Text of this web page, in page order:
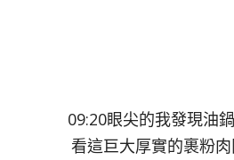
09:20眼尖的我發現油
看這巨大厚實的裹粉